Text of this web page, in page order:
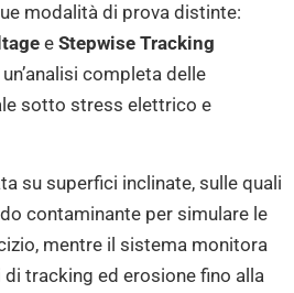
modalità di prova distinte:
e Stepwise Tracking
completa delle
sotto stress elettrico e
su superfici inclinate, sulle quali
contaminante per simulare le
mentre il sistema monitora
di tracking ed erosione fino alla